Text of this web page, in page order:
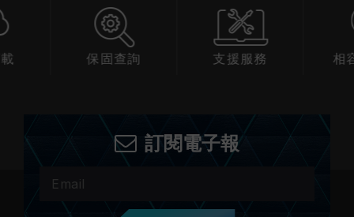
保固查詢 支援服務 相
訂閱電子報